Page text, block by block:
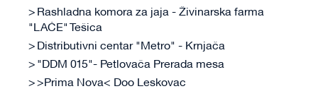
Rashladna komora za jaja - Živinarska farma
"LAĆE" Tešica
Distributivni centar "Metro" - Krnjača
"DDM 015"- Petlovača Prerada mesa
>Prima Nova< Doo Leskovac